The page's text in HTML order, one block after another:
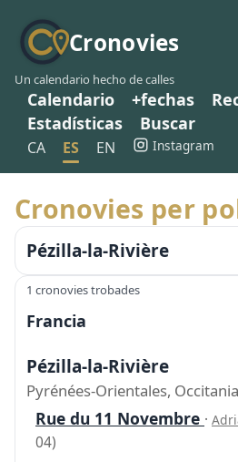
Cronovies
Un calendario hecho de calles
Calendario +fechas
Estadísticas
Buscar
CA ES EN Instagram
Cronovies per
Pézilla-la-Rivière
1 cronovies trobades
Francia
Pézilla-la-Rivière
Pyrénées-Orientales,
Rue du 11 Novembre ·
04)